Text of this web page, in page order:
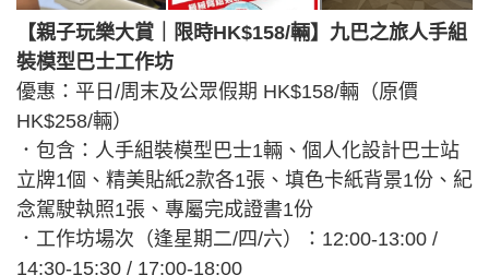
【親子玩樂大賞｜限時HK$158/輛】九巴之旅人手組
裝模型巴士工作坊
優惠：平日/周末及公眾假期 HK$158/輛（原價
HK$258/輛）
．包含：人手組裝模型巴士1輛、個人化設計巴士站
立牌1個、精美貼紙2款各1張、填色卡紙背景1份、紀
念駕駛執照1張、專屬完成證書1份
．工作坊場次（逢星期二/四/六）：12:00-13:00 /
14:30-15:30 / 17:00-18:00